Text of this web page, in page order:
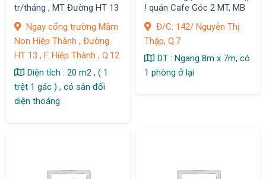
tr/tháng , MT Đường HT 13
Ngay cổng trường Mầm
Non Hiệp Thành , Đường
HT 13 , F. Hiệp Thành , Q.12
Diện tích : 20 m2 , ( 1
trệt 1 gác ) , có sân đối
diện thoáng
! quán Cafe Góc 2 MT, MB
tr/ ngày
Đ/C: 142/ Nguyễn Thị
Thập, Q.7
DT : Ngang 8m x 7m, có
1 phòng ở lại